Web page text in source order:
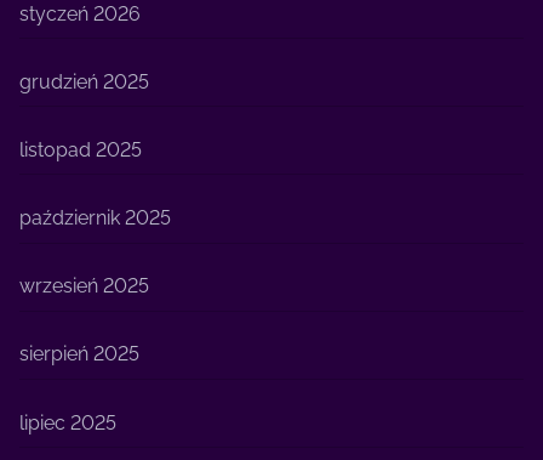
styczeń 2026
grudzień 2025
listopad 2025
październik 2025
wrzesień 2025
sierpień 2025
lipiec 2025